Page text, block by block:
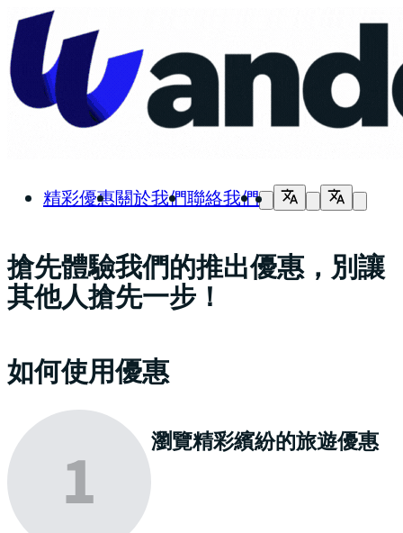
精彩優惠關於我們聯絡我們
搶先體驗我們的推出優惠，別讓
其他人搶先一步！
如何使用優惠
瀏覽精彩繽紛的旅遊優惠